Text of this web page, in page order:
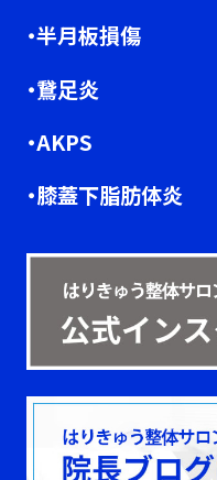
・半月板損傷
・鵞足炎
・AKPS
・膝蓋下脂肪体炎